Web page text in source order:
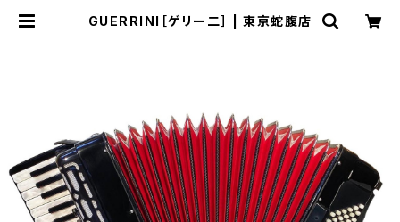
GUERRINI［ゲリー二］ | 東京蛇腹店